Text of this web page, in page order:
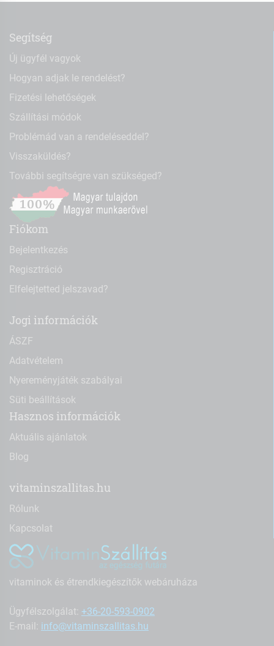
Segítség
Új ügyfél vagyok
Hogyan adjak le rendelést?
Fizetési lehetőségek
Szállítási módok
Problémád van a rendeléseddel?
Visszaküldés?
További segítségre van szükséged?
Fiókom
Bejelentkezés
Regisztráció
Elfelejtetted jelszavad?
Jogi információk
ÁSZF
Adatvételem
Nyereményjáték szabályai
Süti beállítások
Hasznos információk
Aktuális ajánlatok
Blog
vitaminszallitas.hu
Rólunk
Kapcsolat
vitaminok és étrendkiegészítők webáruháza
Ügyfélszolgálat: +36-20-593-0902
E-mail: info@vitaminszallitas.hu